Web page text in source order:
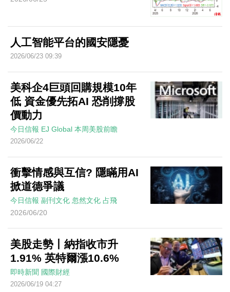
人工智能平台的國安隱憂
2026/06/23 09:39
美科企4巨頭回購規模10年
低 資金優先拓AI 恐削撐股
價動力
今日信報 EJ Global 本周美股前瞻
2026/06/22
衝擊情感與互信? 隱瞞用AI
掀道德爭議
今日信報 副刊文化 忽然文化 占飛
2026/06/20
美股走勢丨納指收市升
1.91% 英特爾漲10.6%
即時新聞 國際財經
2026/06/19 04:27